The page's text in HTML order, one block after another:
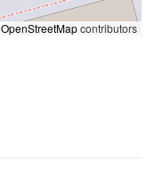
OpenStreetMapcontributors